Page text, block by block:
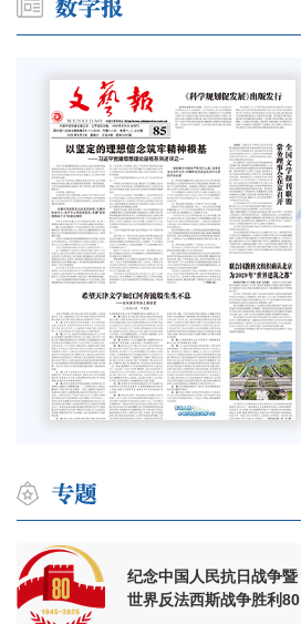
纪念中国人民抗日战争暨
世界反法西斯战争胜利80